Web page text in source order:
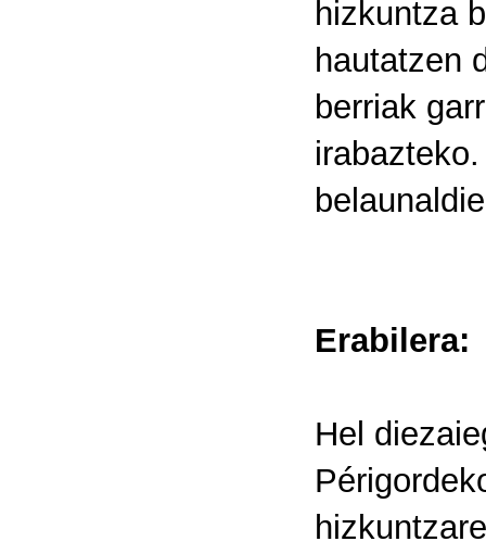
hizkuntza
hautatzen
berriak
Erabilera:
Hel